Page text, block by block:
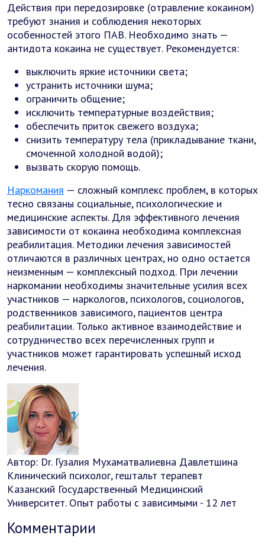
Действия при передозировке (отравление кокаином)
требуют знания и соблюдения некоторых
особенностей этого ПАВ. Необходимо знать —
антидота кокаина не существует. Рекомендуется:
выключить яркие источники света;
устранить источники шума;
ограничить общение;
исключить температурные воздействия;
обеспечить приток свежего воздуха;
снизить температуру тела (прикладывание ткани,
смоченной холодной водой);
вызвать скорую помощь.
Наркомания — сложный комплекс проблем, в которых
тесно связаны социальные, психологические и
медицинские аспекты. Для эффективного лечения
зависимости от кокаина необходима комплексная
реабилитация. Методики лечения зависимостей
отличаются в различных центрах, но одно остается
неизменным — комплексный подход. При лечении
наркомании необходимы значительные усилия всех
участников — наркологов, психологов, социологов,
родственников зависимого, пациентов центра
реабилитации. Только активное взаимодействие и
сотрудничество всех перечисленных групп и
участников может гарантировать успешный исход
лечения.
Автор: Dr. Гузалия Мухаматвалиевна Давлетшина
Клинический психолог, гештальт терапевт
Казанский Государственный Медицинский
Университет. Опыт работы с зависимыми - 12 лет
Комментарии